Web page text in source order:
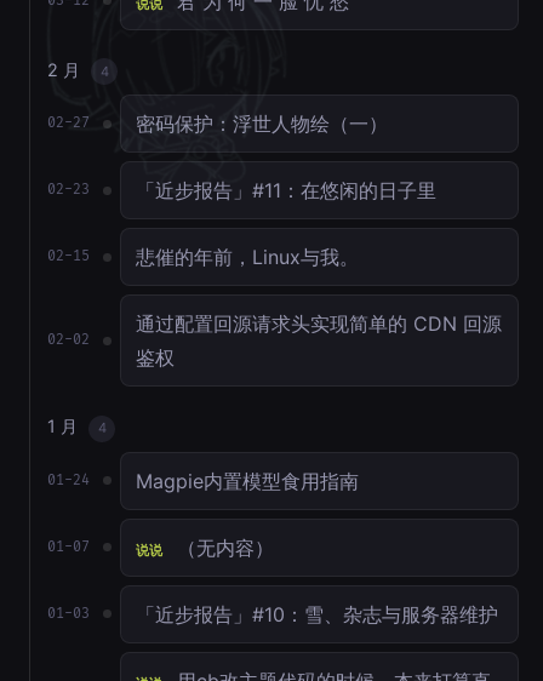
2 月 4
02-27 密码保护：浮世人物绘（一）
02-23 「近步报告」#11：在悠闲的日子里
02-15 悲催的年前，Linux与我。
02-02
通过配置回源请求头实现简单的 CDN 回源
鉴权
1 月 4
01-24 Magpie内置模型食用指南
01-07 说说 （无内容）
01-03 「近步报告」#10：雪、杂志与服务器维护